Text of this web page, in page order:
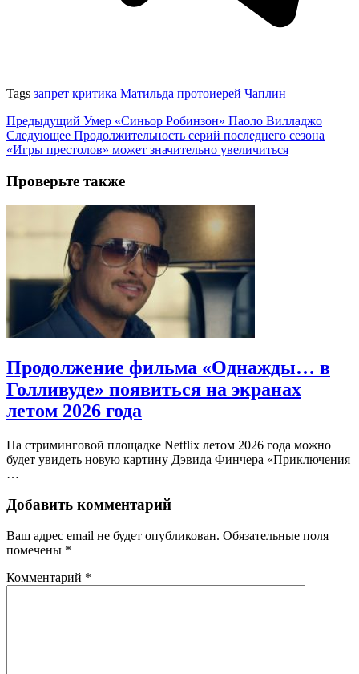
Tags запрет критика Матильда протоиерей Чаплин
Предыдущий Умер «Синьор Робинзон» Паоло Вилладжо
Следующее Продолжительность серий последнего сезона
«Игры престолов» может значительно увеличиться
Проверьте также
Продолжение фильма «Однажды… в
Голливуде» появиться на экранах
летом 2026 года
На стриминговой площадке Netflix летом 2026 года можно
будет увидеть новую картину Дэвида Финчера «Приключения
…
Добавить комментарий
Ваш адрес email не будет опубликован. Обязательные поля
помечены *
Комментарий *